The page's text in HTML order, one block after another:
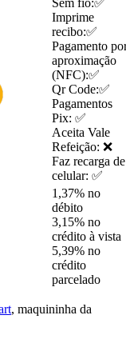
Sem fio:✅
Imprime
recibo:✅
Pagamento
aproximação
(NFC):✅
Qr Code:✅
Pagamentos
Pix: ✅
Aceita Vale
Refeição: ❌
Faz recarga de
celular: ✅
1,37% no
débito
3,15% no
crédito à vista
5,39% no
crédito
parcelado
, maquininha da